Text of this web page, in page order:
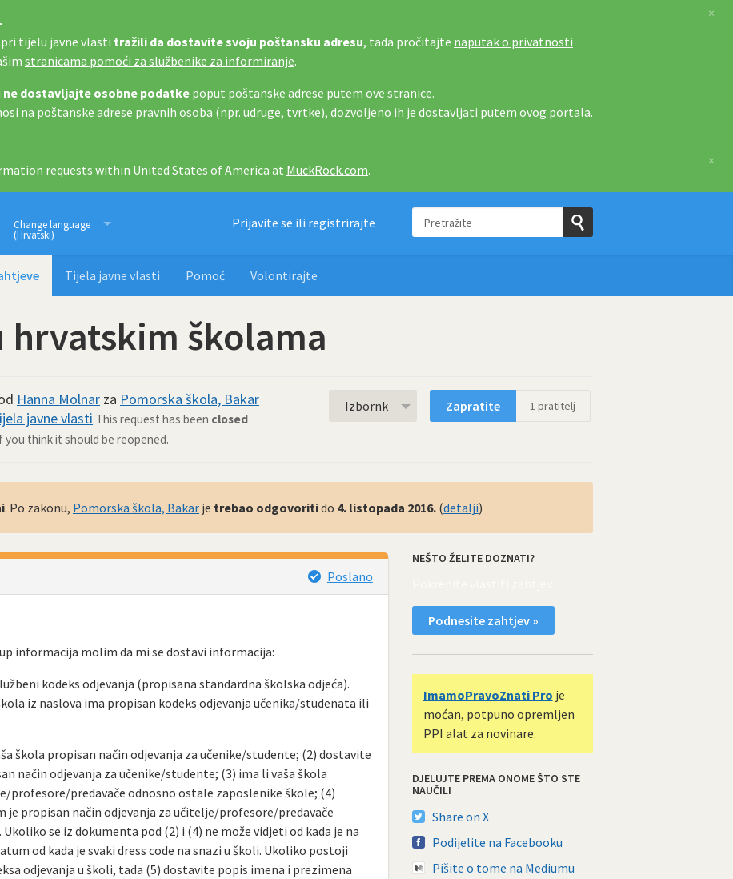
tijelu javne vlasti tražili da dostavite svoju poštansku adresu, tada pročitajte naputak o privatnosti
stranicama pomoći za službenike za informiranje.
ne dostavljajte osobne podatke poput poštanske adrese putem ove stranice.
na poštanske adrese pravnih osoba (npr. udruge, tvrtke), dozvoljeno ih je dostavljati putem ovog portala.
×
requests within United States of America at MuckRock.com.
×
Imamo pravo znati
Change language
(Hrvatski)
Prijavite se ili registrirajte Pretražite
Pošaljite
Tijela javne vlasti Pomoć Volontirajte
hrvatskim školama
Hanna Molnar za Pomorska škola, Bakar
javne vlasti This request has been closed
you think it should be reopened.
Izbornk Zapratite 1 pratitelj
. Po zakonu, Pomorska škola, Bakar je trebao odgovoritido 4. listopada 2016. (detalji)
Poslano
informacija molim da mi se dostavi informacija:
kodeks odjevanja (propisana standardna školska odjeća).
iz naslova ima propisan kodeks odjevanja učenika/studenata ili
škola propisan način odjevanja za učenike/studente; (2) dostavite
način odjevanja za učenike/studente; (3) ima li vaša škola
profesore/predavače odnosno ostale zaposlenike škole; (4)
propisan način odjevanja za učitelje/profesore/predavače
se iz dokumenta pod (2) i (4) ne može vidjeti od kada je na
od kada je svaki dress code na snazi u školi. Ukoliko postoji
odjevanja u školi, tada (5) dostavite popis imena i prezimena
NEŠTO ŽELITE DOZNATI?
Podnesite zahtjev »
ImamoPravoZnati Pro je
moćan, potpuno opremljen
PPI alat za novinare.
DJELUJTE PREMA ONOME ŠTO STE
NAUČILI
Share on X
Podijelite na Facebooku
Pišite o tome na Mediumu